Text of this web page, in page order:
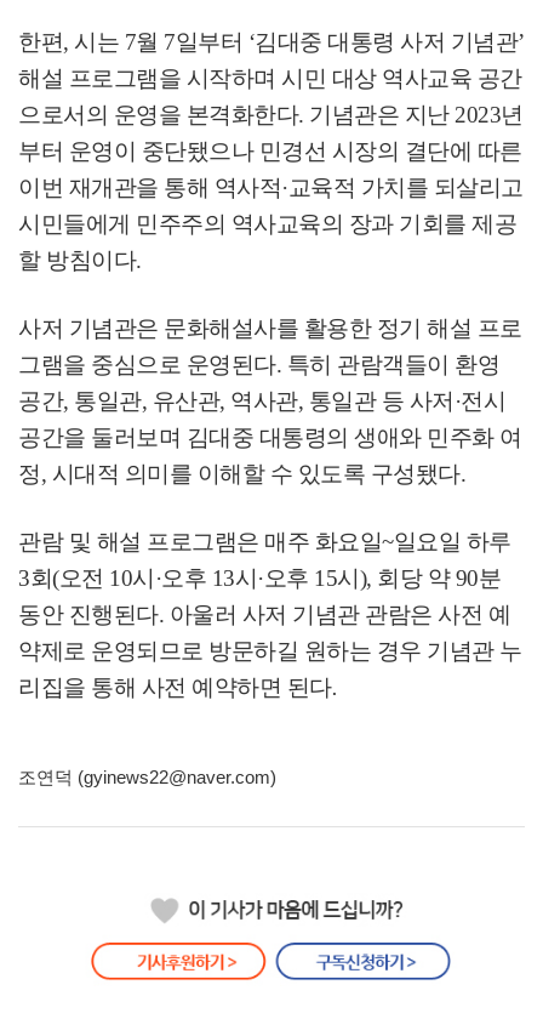
한편, 시는 7월 7일부터 ‘김대중 대통령 사저 기념관’
해설 프로그램을 시작하며 시민 대상 역사교육 공간
으로서의 운영을 본격화한다. 기념관은 지난2023년
부터 운영이 중단됐으나 민경선 시장의 결단에 따른
이번 재개관을 통해 역사적·교육적 가치를 되살리고
시민들에게 민주주의 역사교육의 장과 기회를 제공
할 방침이다.
사저 기념관은 문화해설사를 활용한 정기 해설 프로
그램을 중심으로 운영된다. 특히 관람객들이 환영
공간, 통일관, 유산관, 역사관, 통일관 등 사저 ·전시
공간을 둘러보며 김대중 대통령의 생애와 민주화 여
정, 시대적 의미를 이해할 수 있도록 구성됐다.
관람 및 해설 프로그램은 매주 화요일~일요일 하루
3회(오전 10시 ·오후 13시 ·오후 15시 ), 회당 약90분
동안 진행된다. 아울러 사저 기념관 관람은 사전 예
약제로 운영되므로 방문하길 원하는 경우 기념관 누
리집을 통해 사전 예약하면 된다.
조연덕 (gyinews22@naver.com)